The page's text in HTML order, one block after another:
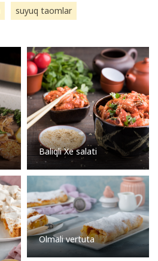
suyuq taomlar
Baliqli Xe salati
Olmali vertuta